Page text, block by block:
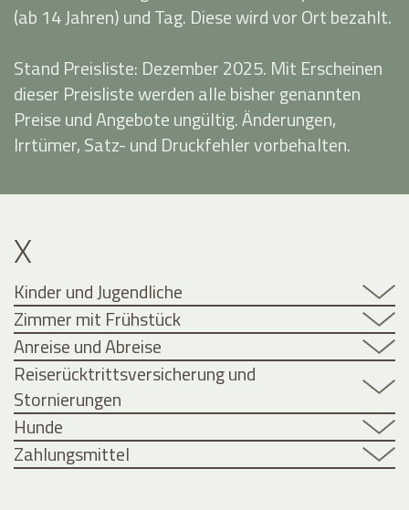
(ab 14 Jahren) und Tag. Diese wird vor Ort bezahlt.
Stand Preisliste: Dezember 2025. Mit Erscheinen
dieser Preisliste werden alle bisher genannten
Preise und Angebote ungültig. Änderungen,
Irrtümer, Satz- und Druckfehler vorbehalten.
X
Kinder und Jugendliche
Zimmer mit Frühstück
Anreise und Abreise
Reiserücktrittsversicherung und
Stornierungen
Hunde
Zahlungsmittel